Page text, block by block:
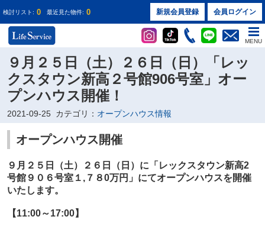
検討リスト: 0 最近見た物件: 0 新規会員登録 会員ログイン
MENU
９月２５日（土）２６日（日）「レッ
クスタウン新高２号館906号室」オー
プンハウス開催！
2021-09-25 カテゴリ： オープンハウス情報
オープンハウス開催
９月２５日（土）２６日（日）に 「レックスタウン新高2
号館９０６号室１ ,７８0万円 」 にてオープンハウスを開催
いたします。
【11:00～17:00】